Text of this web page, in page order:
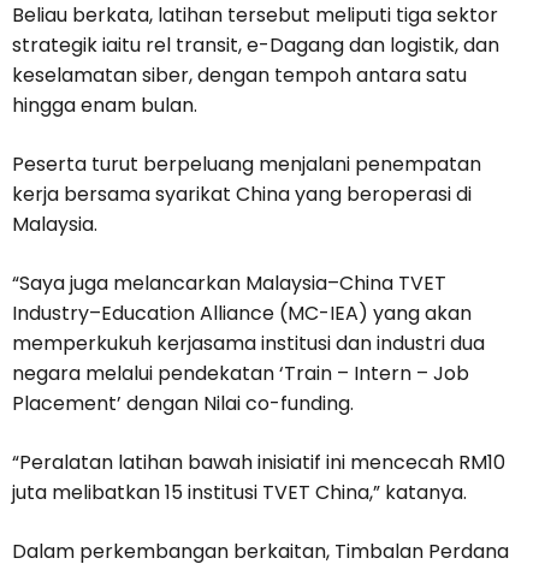
Beliau berkata, latihan tersebut meliputi tiga sektor
strategik iaitu rel transit, e-Dagang dan logistik, dan
keselamatan siber, dengan tempoh antara satu
hingga enam bulan.
Peserta turut berpeluang menjalani penempatan
kerja bersama syarikat China yang beroperasi di
Malaysia.
“Saya juga melancarkan Malaysia–China TVET
Industry–Education Alliance (MC-IEA) yang akan
memperkukuh kerjasama institusi dan industri dua
negara melalui pendekatan ‘Train – Intern – Job
Placement’ dengan Nilai co-funding.
“Peralatan latihan bawah inisiatif ini mencecah RM10
juta melibatkan 15 institusi TVET China,” katanya.
Dalam perkembangan berkaitan, Timbalan Perdana